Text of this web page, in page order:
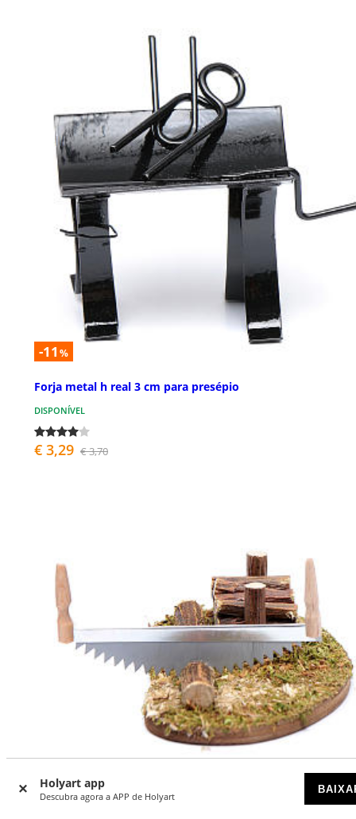
Holyart app
Descubra agora a APP de Holyart
-11 %
Forja metal h real 3 cm para presépio
DISPONÍVEL
€ 3,29 € 3,70